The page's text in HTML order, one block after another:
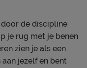
de discipline
je rug met je benen
zien je als een
jezelf en bent